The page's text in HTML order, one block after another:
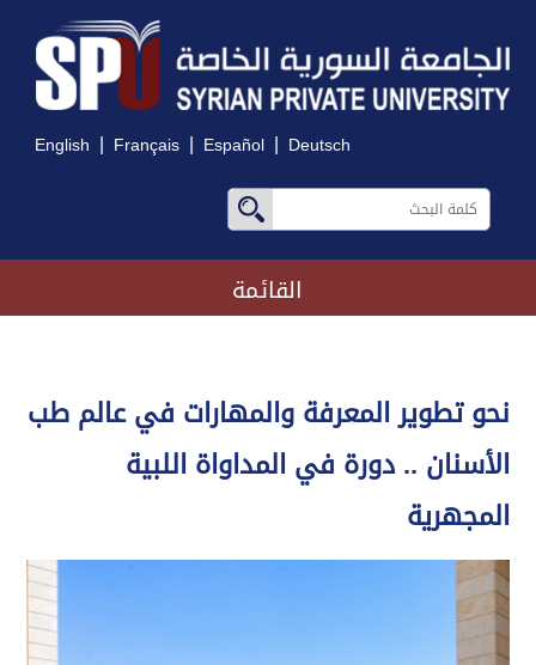
English | Français | Español | Deutsch
القائمة
نحو تطوير المعرفة والمهارات في عالم طب
الأسنان .. دورة في المداواة اللبية
المجهرية